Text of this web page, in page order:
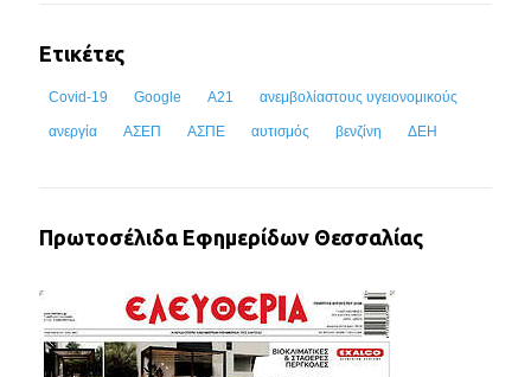
Ετικέτες
Covid-19 Google Α21 ανεμβολίαστους υγειονομικούς
ανεργία ΑΣΕΠ ΑΣΠΕ αυτισμός βενζίνη ΔΕΗ
Πρωτοσέλιδα Εφημερίδων Θεσσαλίας